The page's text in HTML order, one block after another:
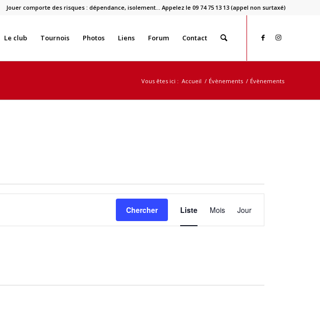
Jouer comporte des risques : dépendance, isolement… Appelez le 09 74 75 13 13 (appel non surtaxé)
Le club Tournois Photos Liens Forum Contact
Vous êtes ici : Accueil / Évènements / Évènements
Chercher
de
Liste Mois Jour